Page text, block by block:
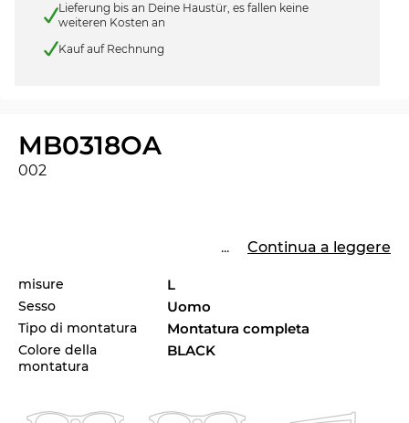
Lieferung bis an Deine Haustür, es fallen keine
weiteren Kosten an
Kauf auf Rechnung
MB0318OA
002
... Continua a leggere
misure L
Sesso Uomo
Tipo di montatura Montatura completa
Colore della
montatura
BLACK